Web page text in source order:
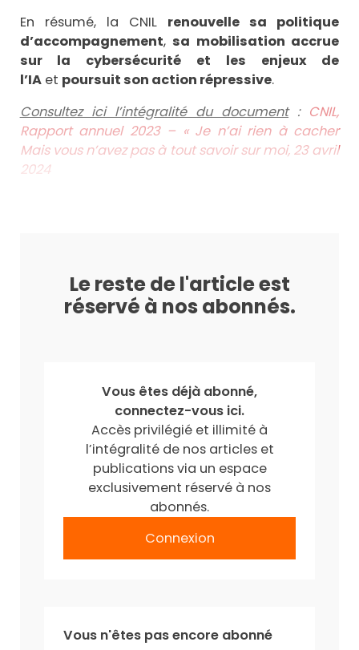
En résumé, la CNIL renouvelle sa politique
d’accompagnement,sa mobilisation accrue
sur la cybersécurité et les enjeux de
l’IAet poursuit son action répressive.
Consultez ici l’intégralité du document: CNIL,
Rapport annuel 2023 – « Je n’ai rien à cacher
Mais vous n’avez pas à tout savoir sur moi, 23 avril
2024
Le reste de l'article est
réservé à nos abonnés.
Vous êtes déjà abonné,
connectez-vous ici.
Accès privilégié et illimité à
l’intégralité de nos articles et
publications via un espace
exclusivement réservé à nos
abonnés.
Connexion
Vous n'êtes pas encore abonné